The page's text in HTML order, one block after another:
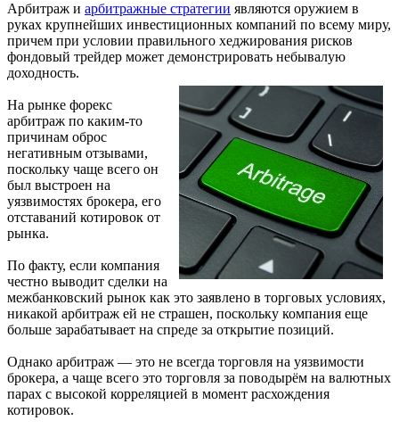
Арбитраж и арбитражные стратегии являются оружием в
руках крупнейших инвестиционных компаний по всему миру,
причем при условии правильного хеджирования рисков
фондовый трейдер может демонстрировать небывалую
доходность.
На рынке форекс
арбитраж по каким-то
причинам оброс
негативным отзывами,
поскольку чаще всего он
был выстроен на
уязвимостях брокера, его
отставаний котировок от
рынка.
По факту, если компания
честно выводит сделки на
межбанковский рынок как это заявлено в торговых условиях,
никакой арбитраж ей не страшен, поскольку компания еще
больше зарабатывает на спреде за открытие позиций.
Однако арбитраж — это не всегда торговля на уязвимости
брокера, а чаще всего это торговля за поводырём на валютных
парах с высокой корреляцией в момент расхождения
котировок.